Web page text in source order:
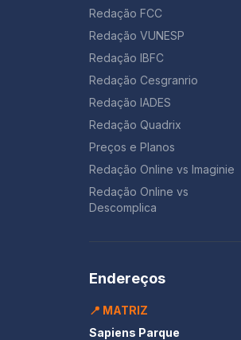
Redação FCC
Redação VUNESP
Redação IBFC
Redação Cesgranrio
Redação IADES
Redação Quadrix
Preços e Planos
Redação Online vs Imaginie
Redação Online vs
Descomplica
Endereços
📍 MATRIZ
Sapiens Parque